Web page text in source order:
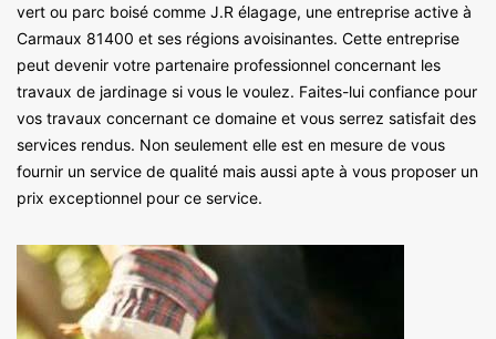
vert ou parc boisé comme J.R élagage, une entreprise active à
Carmaux 81400 et ses régions avoisinantes. Cette entreprise
peut devenir votre partenaire professionnel concernant les
travaux de jardinage si vous le voulez. Faites-lui confiance pour
vos travaux concernant ce domaine et vous serrez satisfait des
services rendus. Non seulement elle est en mesure de vous
fournir un service de qualité mais aussi apte à vous proposer un
prix exceptionnel pour ce service.